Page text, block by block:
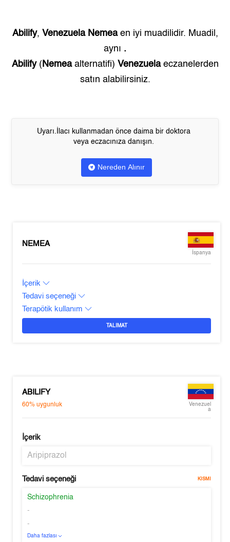
Abilify, Venezuela Nemeaen iyi muadilidir. Muadil,
aynı .
Abilify( Nemeaalternatifi) Venezuelaeczanelerden
satın alabilirsiniz.
Uyarı.İlacı kullanmadan önce daima bir doktora
veya eczacınıza danışın.
Nereden Alınır
NEMEA
İspanya
İçerik
Tedavi seçeneği
Terapötik kullanım
TALIMAT
ABILIFY
60%uygunluk
Venezuel
a
İçerik
Aripiprazol
Tedavi seçeneği KISMI
Schizophrenia
-
-
Daha fazlası